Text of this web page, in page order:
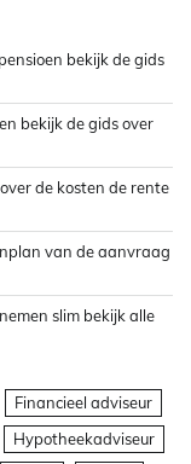
bekijk de gids
bekijk de gids over
de kosten de rente
van de aanvraag
slim bekijk alle
Financieel adviseur
Hypotheekadviseur